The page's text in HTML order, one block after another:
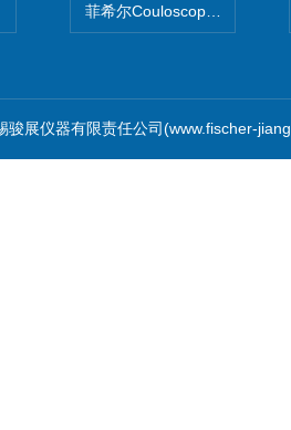
菲希尔Couloscope CMS2电
展仪器有限责任公司(www.fischer-